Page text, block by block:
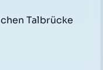
Talbrücke